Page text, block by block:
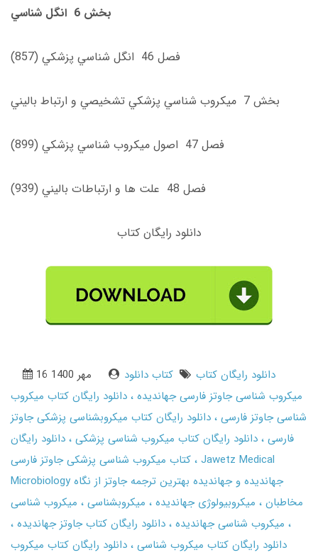
بخش 6 انگل شناسي
بخش 7 ميكروب ‌شناسي پزشكي تشخيصي و ارتباط باليني
فصل 48 علت ‌ها و ارتباطات باليني (939)
دانلود رایگان کتاب
16 مهر 1400 کتاب دانلود
دانلود رایگان کتاب
میکروب شناسی جاوتز فارسی جهاندیده دانلود رایگان کتاب میکروب
شناسی جاوتز فارسی دانلود رایگان کتاب میکروبشناسی پزشکی جاوتز
فارسی دانلود رایگان کتاب میکروب شناسی پزشکی دانلود رایگان
Jawetz Medical
Microbiology جهاندیده و جهاندیده بهترین ترجمه جاوتز از نگاه
مخاطبان
میکروبیولوژی جهاندیده میکروبشناسی
میکروب شناسی
میکروب شناسی جهاندیده دانلود رایگان کتاب جاوتز جهاندیده
دانلود رایگان کتاب میکروب شناسی دانلود رایگان کتاب میکروب